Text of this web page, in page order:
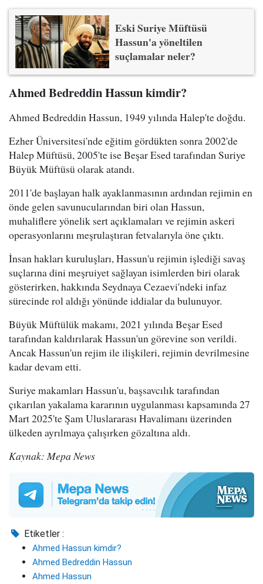
Eski Suriye Müftüsü
Hassun'a yöneltilen
suçlamalar neler?
Ahmed Bedreddin Hassun kimdir?
Ahmed Bedreddin Hassun, 1949 yılında Halep'te doğdu.
Ezher Üniversitesi'nde eğitim gördükten sonra 2002'de
Halep Müftüsü, 2005'te ise Beşar Esed tarafından Suriye
Büyük Müftüsü olarak atandı.
2011'de başlayan halk ayaklanmasının ardından rejimin en
önde gelen savunucularından biri olan Hassun,
muhaliflere yönelik sert açıklamaları ve rejimin askeri
operasyonlarını meşrulaştıran fetvalarıyla öne çıktı.
İnsan hakları kuruluşları, Hassun'u rejimin işlediği savaş
suçlarına dini meşruiyet sağlayan isimlerden biri olarak
gösterirken, hakkında Seydnaya Cezaevi'ndeki infaz
sürecinde rol aldığı yönünde iddialar da bulunuyor.
Büyük Müftülük makamı, 2021 yılında Beşar Esed
tarafından kaldırılarak Hassun'un görevine son verildi.
Ancak Hassun'un rejim ile ilişkileri, rejimin devrilmesine
kadar devam etti.
Suriye makamları Hassun'u, başsavcılık tarafından
çıkarılan yakalama kararının uygulanması kapsamında 27
Mart 2025'te Şam Uluslararası Havalimanı üzerinden
ülkeden ayrılmaya çalışırken gözaltına aldı.
Kaynak: Mepa News
Etiketler :
Ahmed Hassun kimdir?
Ahmed Bedreddin Hassun
Ahmed Hassun